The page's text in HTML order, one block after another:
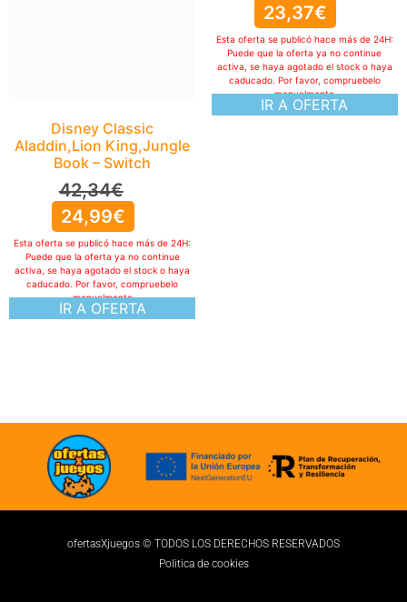
Disney Classic
Aladdin,Lion King,Jungle
Book – Switch
42,34€
24,99€
IR A OFERTA
Esta oferta se publicó hace más de 24H:
Puede que la oferta ya no continue
activa, se haya agotado el stock o haya
caducado. Por favor, compruebelo
manualmente
23,37€
IR A OFERTA
Esta oferta se publicó hace más de 24H:
Puede que la oferta ya no continue
activa, se haya agotado el stock o haya
caducado. Por favor, compruebelo
manualmente
ofertasXjuegos © TODOS LOS DERECHOS RESERVADOS
Politica de cookies